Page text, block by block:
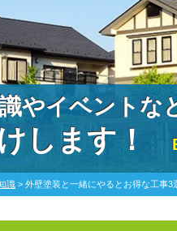
やイベントな
します！
識 > 外壁塗装と一緒にやるとお得な工事3